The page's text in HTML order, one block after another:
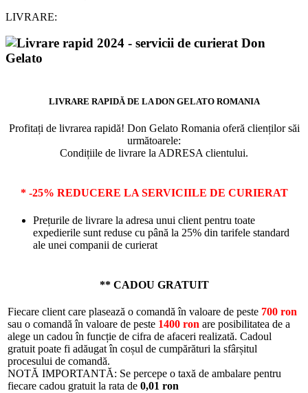
LIVRARE:
LIVRARE RAPIDĂ DE LA DON GELATO ROMANIA
Profitați de livrarea rapidă! Don Gelato Romania oferă clienților săi
următoarele:
Condițiile de livrare la ADRESA clientului.
* -25% REDUCERE LA SERVICIILE DE CURIERAT
Prețurile de livrare la adresa unui client pentru toate
expedierile sunt reduse cu până la 25% din tarifele standard
ale unei companii de curierat
** CADOU GRATUIT
Fiecare client care plasează o comandă în valoare de peste 700 ron
sau o comandă în valoare de peste 1400 ron are posibilitatea de a
alege un cadou în funcție de cifra de afaceri realizată. Cadoul
gratuit poate fi adăugat în coșul de cumpărături la sfârșitul
procesului de comandă.
NOTĂ IMPORTANTĂ: Se percepe o taxă de ambalare pentru
fiecare cadou gratuit la rata de 0,01 ron